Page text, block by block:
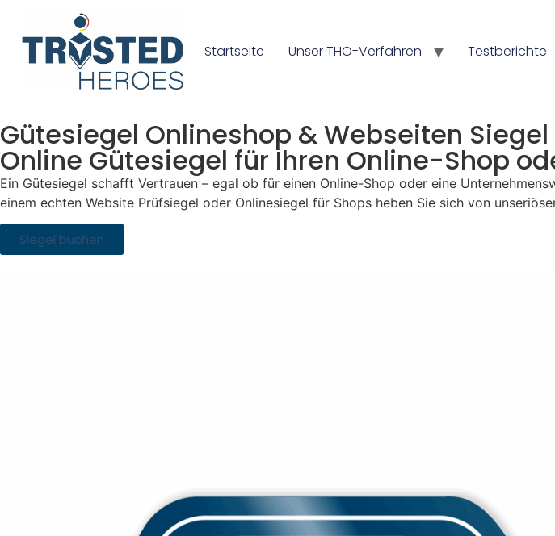
Startseite Unser THO-Verfahren Testberichte
Gütesiegel Onlineshop & Webseiten Siegel​
Online Gütesiegel für Ihren Online-Shop
Ein Gütesiegel schafft Vertrauen – egal ob für einen Online-Shop oder eine
einem echten Website Prüfsiegel oder Onlinesiegel für Shops heben Sie sich von
Siegel buchen